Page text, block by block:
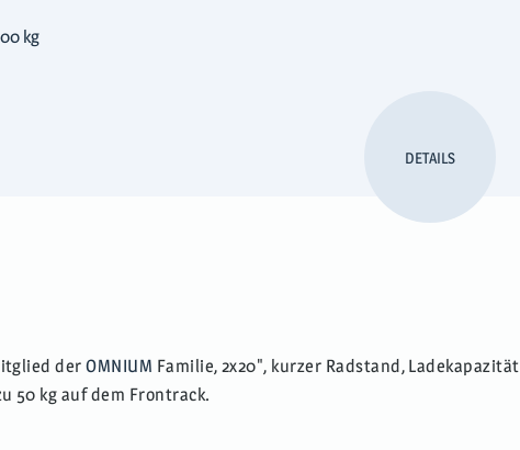
kg
DETAILS
derOMNIUM Familie, 2x20", kurzer Radstand, Ladekapazität
50 kg auf dem Frontrack.